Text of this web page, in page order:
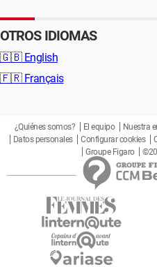
OTROS IDIOMAS
🇬🇧 English
🇫🇷 Français
¿Quiénes somos? El equipo Nuestra
Datos personales
Configurar cookies
Groupe Figaro